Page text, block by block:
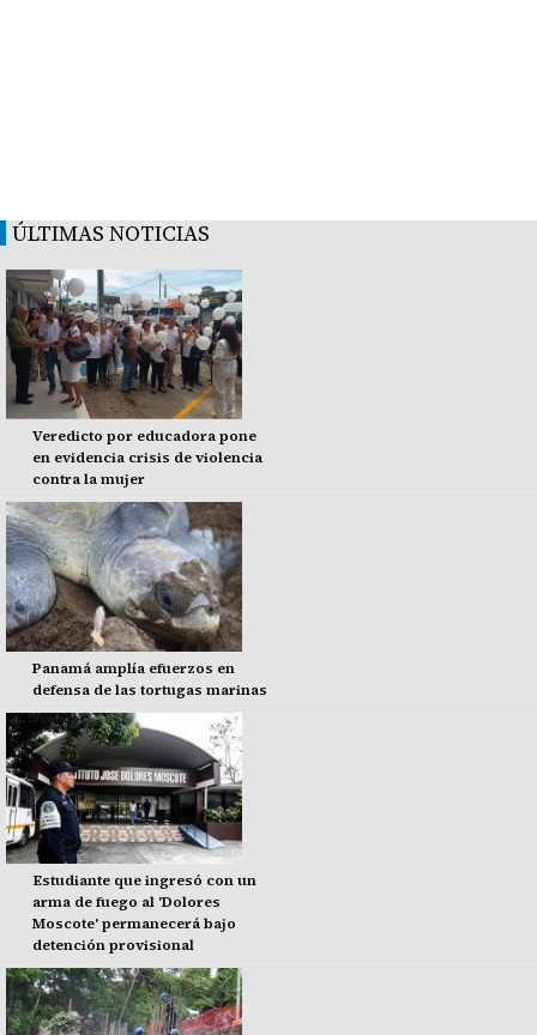
ÚLTIMAS NOTICIAS
Veredicto por educadora pone
en evidencia crisis de violencia
contra la mujer
Panamá amplía efuerzos en
defensa de las tortugas marinas
Estudiante que ingresó con un
arma de fuego al 'Dolores
Moscote' permanecerá bajo
detención provisional